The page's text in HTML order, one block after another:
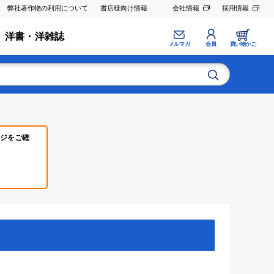
弊社著作物の利用について 書店様向け情報 会社情報 採用情報
洋書・洋雑誌
メルマガ 会員 買い物かご
をご確